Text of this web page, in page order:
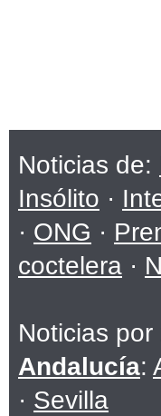
Noticias de:
Insólito ·
· ONG ·
coctelera ·
Noticias
Andalucía:
· Sevilla